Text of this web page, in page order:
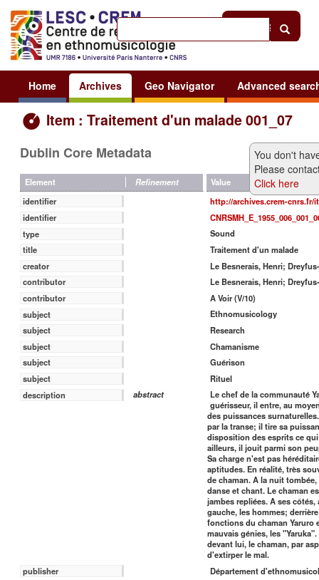
Sign in
Home Archives Geo Navigator Advanced
Item : Traitement d'un malade 001_07
You don't
Please
Click here
Dublin Core Metadata
Element Refinement
Value
identifier
http://archives.crem-cnrs.fr/
identifier
type
Sound
title
Traitement d'un malade
creator
Le Besnerais, Henri;
contributor
Le Besnerais, Henri;
contributor
A Voir (V/10)
subject
Ethnomusicology
subject
Research
subject
Chamanisme
subject
Guérison
subject
Rituel
description
abstract
Le chef de la communauté
guérisseur, il entre, au
des puissances
par la transe; il tire sa
disposition des esprits ce
ailleurs, il jouit parmi son
Sa charge n'est pas
aptitudes. En réalité, très
de chaman. A la nuit
danse et chant. Le chaman
jambes repliées. A ses
gauche, les hommes;
fonctions du chaman Yaruro
mauvais génies, les
devant lui, le chaman, par
d'extirper le mal.
publisher
Département